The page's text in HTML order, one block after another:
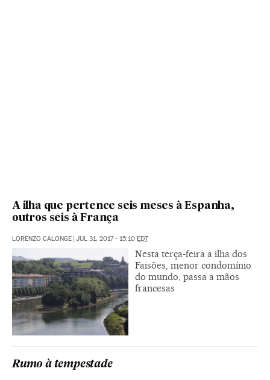
A ilha que pertence seis meses à Espanha,
outros seis à França
LORENZO CALONGE | JUL 31, 2017 - 15:10 EDT
Nesta terça-feira a ilha dos
Faisões, menor condomínio
do mundo, passa a mãos
francesas
Rumo à tempestade